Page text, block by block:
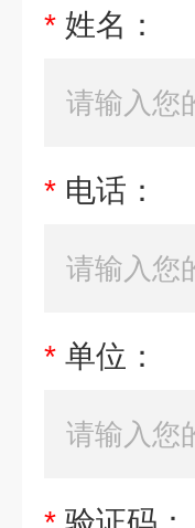
* 姓名：
* 电话：
* 单位：